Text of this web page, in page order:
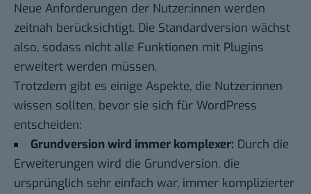
Neue Anforderungen der Nutzer:innen werden
zeitnah berücksichtigt. Die Standardversion wächst
also, sodass nicht alle Funktionen mit Plugins
erweitert werden müssen.
Trotzdem gibt es einige Aspekte, die Nutzer:innen
wissen sollten, bevor sie sich für WordPress
entscheiden:
Grundversion wird immer komplexer: Durch die
Erweiterungen wird die Grundversion, die
ursprünglich sehr einfach war, immer komplizierter